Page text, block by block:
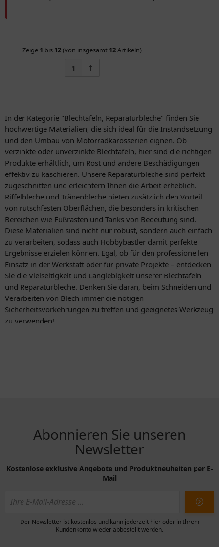
Zeige 1 bis 12(von insgesamt 12Artikeln)
1
In der Kategorie "Blechtafeln, Reparaturbleche" finden Sie
hochwertige Materialien, die sich ideal für die Instandsetzung
und den Umbau von Motorradkarosserien eignen. Ob
verzinkte oder unverzinkte Blechtafeln, hier sind die richtigen
Produkte erhältlich, um Rost und andere Beschädigungen
effektiv zu kaschieren. Unsere Reparaturbleche sind perfekt
zugeschnitten und erleichtern Ihnen die Arbeit erheblich.
Riffelbleche und Tränenbleche bieten zusätzlich den Vorteil
von rutschfesten Oberflächen, die besonders in kritischen
Bereichen wie Fußrasten und Tanks von Bedeutung sind.
Diese Materialien sind nicht nur robust, sondern auch einfach
zu verarbeiten, sodass auch Hobbybastler damit perfekte
Ergebnisse erzielen können. Egal, ob für den professionellen
Einsatz in der Werkstatt oder für private Projekte – entdecken
Sie die Vielseitigkeit und Langlebigkeit unserer Blechtafeln
und Reparaturbleche. Denken Sie daran, beim Schneiden und
Verarbeiten von Blech immer die nötigen
Sicherheitsvorkehrungen zu treffen und geeignetes Werkzeug
zu verwenden!
Abonnieren Sie unseren
Newsletter
Kostenlose exklusive Angebote und Produktneuheiten per E-
Mail
Der Newsletter ist kostenlos und kann jederzeit hier oder in Ihrem
Kundenkonto wieder abbestellt werden.